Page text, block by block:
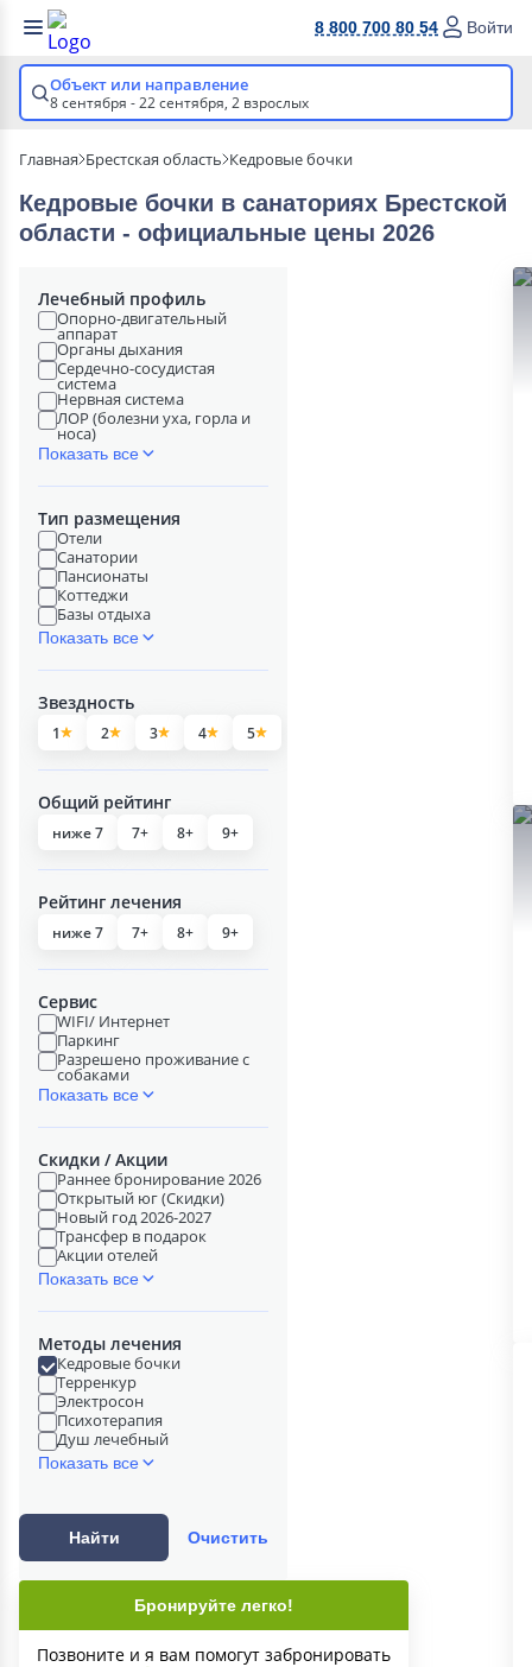
8 800 700 80 54 Войти
Объект или направление
8 сентября - 22 сентября, 2 взрослых
Главная Брестская область Кедровые бочки
Кедровые бочки в cанаториях Брестской
области - официальные цены 2026
Лечебный профиль
Опорно-двигательный
аппарат
Органы дыхания
Сердечно-сосудистая
система
Нервная система
ЛОР (болезни уха, горла и
носа)
Показать все
Тип размещения
Отели
Санатории
Пансионаты
Коттеджи
Базы отдыха
Показать все
Звездность
1 2 3 4 5
Общий рейтинг
ниже 7 7+ 8+ 9+
Рейтинг лечения
ниже 7 7+ 8+ 9+
Сервис
WIFI/ Интернет
Паркинг
Разрешено проживание с
собаками
Показать все
Скидки / Акции
Раннее бронирование 2026
Открытый юг (Скидки)
Новый год 2026-2027
Трансфер в подарок
Акции отелей
Показать все
Методы лечения
Кедровые бочки
Терренкур
Электросон
Психотерапия
Душ лечебный
Показать все
Найти Очистить
Бронируйте легко!
Позвоните и я вам помогут забронировать